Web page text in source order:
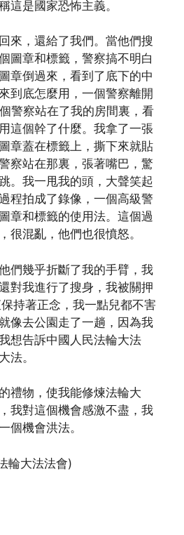
這是國家恐怖主義。
來，還給了我們。當他們搜
圖章和標籤，警察搞不明白
章倒過來，看到了底下的中
到底怎麼用，一個警察離開
警察站在了我的房間裏，看
這個幹了什麼。我拿了一張
章蓋在標籤上，撕下來就貼
察站在那裏，張著嘴巴，驚
。我一甩我的頭，大聲笑起
程拍成了錄像，一個高級警
章和標籤的使用法。這個過
很混亂，他們也很憤怒。
們幾乎折斷了我的手臂，我
對我進行了搜身，我被關押
持著正念，我一點兒都不害
像去公園走了一趟，因為我
想告訴中國人民法輪大法
法。
禮物，使我能修煉法輪大
我對這個機會感激不盡，我
個機會洪法。
輪大法法會)